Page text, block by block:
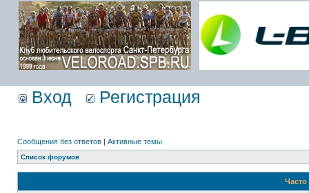
Вход Регистрация
Сообщения без ответов | Активные темы
Список форумов